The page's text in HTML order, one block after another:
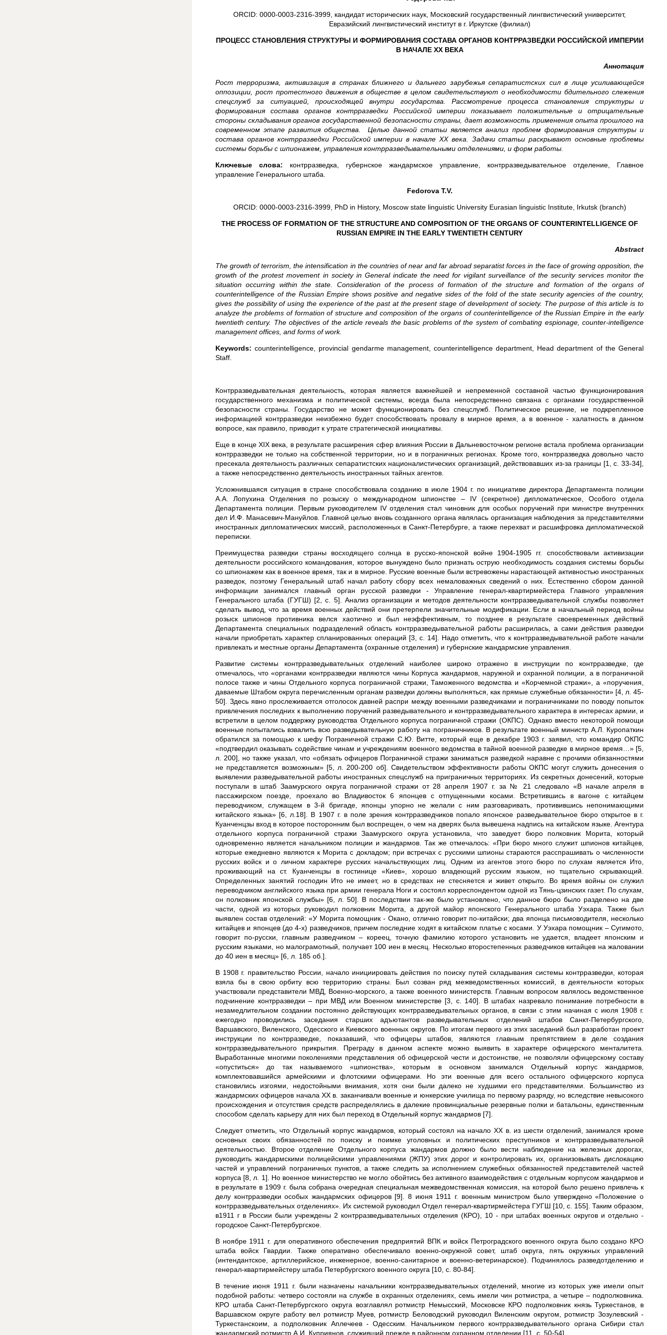
ORCID: 0000-0003-2316-3999, кандидат исторических наук, Московский государственный лингвистический университет,
Евразийский лингвистический институт в г. Иркутске (филиал)
ПРОЦЕСС СТАНОВЛЕНИЯ СТРУКТУРЫ И ФОРМИРОВАНИЯ СОСТАВА ОРГАНОВ КОНТРРАЗВЕДКИ РОССИЙСКОЙ ИМПЕРИИ
В НАЧАЛЕ ХХ ВЕКА
Аннотация
Рост терроризма, активизация в странах ближнего и дальнего зарубежья сепаратистских сил в лице усиливающейся
оппозиции, рост протестного движения в обществе в целом свидетельствуют о необходимости бдительного слежения
спецслужб за ситуацией, происходящей внутри государства. Рассмотрение процесса становления структуры и
формирования состава органов контрразведки Российской империи показывает положительные и отрицательные
стороны складывания органов государственной безопасности страны, дает возможность применения опыта прошлого на
современном этапе развития общества. Целью данной статьи является анализ проблем формирования структуры и
состава органов контрразведки Российской империи в начале ХХ века. Задачи статьи раскрывают основные проблемы
системы борьбы с шпионажем, управления контрразведывательными отделениями, и форм работы.
Ключевые слова: контрразведка, губернское жандармское управление, контрразведывательное отделение, Главное
управление Генерального штаба.
Fedorova T.V.
ORCID: 0000-0003-2316-3999, PhD in History, Moscow state linguistic University Eurasian linguistic Institute, Irkutsk (branch)
THE PROCESS OF FORMATION OF THE STRUCTURE AND COMPOSITION OF THE ORGANS OF COUNTERINTELLIGENCE OF
RUSSIAN EMPIRE IN THE EARLY TWENTIETH CENTURY
Abstract
The growth of terrorism, the intensification in the countries of near and far abroad separatist forces in the face of growing opposition, the
growth of the protest movement in society in General indicate the need for vigilant surveillance of the security services monitor the
situation occurring within the state. Consideration of the process of formation of the structure and formation of the organs of
counterintelligence of the Russian Empire shows positive and negative sides of the fold of the state security agencies of the country,
gives the possibility of using the experience of the past at the present stage of development of society. The purpose of this article is to
analyze the problems of formation of structure and composition of the organs of counterintelligence of the Russian Empire in the early
twentieth century. The objectives of the article reveals the basic problems of the system of combating espionage, counter-intelligence
management offices, and forms of work.
Keywords: counterintelligence, provincial gendarme management, counterintelligence department, Head department of the General
Staff.
Контрразведывательная деятельность, которая является важнейшей и непременной составной частью функционирования
государственного механизма и политической системы, всегда была непосредственно связана с органами государственной
безопасности страны. Государство не может функционировать без спецслужб. Политическое решение, не подкрепленное
информацией контрразведки неизбежно будет способствовать провалу в мирное время, а в военное - халатность в данном
вопросе, как правило, приводит к утрате стратегической инициативы.
Еще в конце XIX века, в результате расширения сфер влияния России в Дальневосточном регионе встала проблема организации
контрразведки не только на собственной территории, но и в пограничных регионах. Кроме того, контрразведка довольно часто
пресекала деятельность различных сепаратистских националистических организаций, действовавших из-за границы [1, с. 33-34],
а также непосредственно деятельность иностранных тайных агентов.
Усложнившаяся ситуация в стране способствовала созданию в июле 1904 г. по инициативе директора Департамента полиции
А.А. Лопухина Отделения по розыску о международном шпионстве – IV (секретное) дипломатическое, Особого отдела
Департамента полиции. Первым руководителем IV отделения стал чиновник для особых поручений при министре внутренних
дел И.Ф. Манасевич-Мануйлов. Главной целью вновь созданного органа являлась организация наблюдения за представителями
иностранных дипломатических миссий, расположенных в Санкт-Петербурге, а также перехват и расшифровка дипломатической
переписки.
Преимущества разведки страны восходящего солнца в русско-японской войне 1904-1905 гг. способствовали активизации
деятельности российского командования, которое вынуждено было признать острую необходимость создания системы борьбы
со шпионажем как в военное время, так и в мирное. Русские военные были встревожены нарастающей активностью иностранных
разведок, поэтому Генеральный штаб начал работу сбору всех немаловажных сведений о них. Естественно сбором данной
информации занимался главный орган русской разведки - Управление генерал-квартирмейстера Главного управления
Генерального штаба (ГУГШ) [2, с. 5]. Анализ организации и методов деятельности контрразведывательной службы позволяет
сделать вывод, что за время военных действий они претерпели значительные модификации. Если в начальный период войны
розыск шпионов противника велся хаотично и был неэффективным, то позднее в результате своевременных действий
Департамента специальных подразделений область контрразведывательной работы расширилась, а сами действия разведки
начали приобретать характер спланированных операций [3, с. 14]. Надо отметить, что к контрразведывательной работе начали
привлекать и местные органы Департамента (охранные отделения) и губернские жандармские управления.
Развитие системы контрразведывательных отделений наиболее широко отражено в инструкции по контрразведке, где
отмечалось, что «органами контрразведки являются чины Корпуса жандармов, наружной и охранной полиции, а в пограничной
полосе также и чины Отдельного корпуса пограничной стражи, Таможенного ведомства и «Корчемной стражи», а «поручения,
даваемые Штабом округа перечисленным органам разведки должны выполняться, как прямые служебные обязанности» [4, л. 45-
50]. Здесь явно прослеживается отголосок давней распри между военными разведчиками и пограничниками по поводу попыток
привлечения последних к выполнению поручений разведывательного и контрразведывательного характера в интересах армии, и
встретили в целом поддержку руководства Отдельного корпуса пограничной стражи (ОКПС). Однако вместо некоторой помощи
военные попытались взвалить всю разведывательную работу на пограничников. В результате военный министр А.Л. Куропаткин
обратился за помощью к шефу Пограничной стражи С.Ю. Витте, который еще в декабре 1903 г. заявил, что командир ОКПС
«подтвердил оказывать содействие чинам и учреждениям военного ведомства в тайной военной разведке в мирное время…» [5,
л. 200], но также указал, что «обязать офицеров Пограничной стражи заниматься разведкой наравне с прочими обязанностями
не представляется возможным» [5, л. 200-200 об]. Свидетельством эффективности работы ОКПС могут служить донесения о
выявлении разведывательной работы иностранных спецслужб на приграничных территориях. Из секретных донесений, которые
поступали в штаб Заамурского округа пограничной стражи от 28 апреля 1907 г. за № 21 следовало «В начале апреля в
пассажирском поезде, проехало во Владивосток 6 японцев с отпущенными косами. Встретившись в вагоне с китайцем
переводчиком, служащем в 3-й бригаде, японцы упорно не желали с ним разговаривать, противившись непонимающими
китайского языка» [6, л.18]. В 1907 г. в поле зрения контрразведчиков попало японское разведывательное бюро открытое в г.
Куанченцзы вход в которое посторонним был воспрещен, о чем на дверях была вывешена надпись на китайском языке. Агентура
отдельного корпуса пограничной стражи Заамурского округа установила, что заведует бюро полковник Морита, который
одновременно является начальником полиции и жандармов. Так же отмечалось: «При бюро много служит шпионов китайцев,
которые ежедневно являются к Морита с докладом; при встречах с русскими шпионы стараются расспрашивать о численности
русских войск и о личном характере русских начальствующих лиц. Одним из агентов этого бюро по слухам является Ито,
проживающий на ст. Куанченцзы в гостинице «Киев», хорошо владеющий русским языком, но тщательно скрывающий.
Определенных занятий господин Ито не имеет, но в средствах не стесняется и живет открыто. Во время войны он служил
переводчиком английского языка при армии генерала Ноги и состоял корреспондентом одной из Тянь-цзинских газет. По слухам,
он полковник японской службы» [6, л. 50]. В последствии так-же было установлено, что данное бюро было разделено на две
части, одной из которых руководил полковник Морита, а другой майор японского Генерального штаба Уэхара. Также был
выявлен состав отделений: «У Морита помощник - Окано, отлично говорит по-китайски; два японца письмоводителя, несколько
китайцев и японцев (до 4-х) разведчиков, причем последние ходят в китайском платье с косами. У Уэхара помощник – Сугимото,
говорит по-русски, главным разведчиком – кореец, точную фамилию которого установить не удается, владеет японским и
русским языками, но малограмотный, получает 100 иен в месяц. Несколько второстепенных разведчиков китайцев на жаловании
до 40 иен в месяц» [6, л. 185 об.].
В 1908 г. правительство России, начало инициировать действия по поиску путей складывания системы контрразведки, которая
взяла бы в свою орбиту всю территорию страны. Был созван ряд межведомственных комиссий, в деятельности которых
участвовали представители МВД, Военно-морского, а также военного министерств. Главным вопросом являлось ведомственное
подчинение контрразведки – при МВД или Военном министерстве [3, с. 140]. В штабах назревало понимание потребности в
незамедлительном создании постоянно действующих контрразведывательных органов, в связи с этим начиная c июля 1908 г.
ежегодно проводились заседания старших адъютантов разведывательных отделений штабов Санкт-Петербургского,
Варшавского, Виленского, Одесского и Киевского военных округов. По итогам первого из этих заседаний был разработан проект
инструкции по контрразведке, показавший, что офицеры штабов, являются главным препятствием в деле создания
контрразведывательного прикрытия. Преграду в данном аспекте можно выявить в характере офицерского менталитета.
Выработанные многими поколениями представления об офицерской чести и достоинстве, не позволяли офицерскому составу
«опуститься» до так называемого «шпионства», которым в основном занимался Отдельный корпус жандармов,
комплектовавшийся армейскими и флотскими офицерами. Но эти военные для всего остального офицерского корпуса
становились изгоями, недостойными внимания, хотя они были далеко не худшими его представителями. Большинство из
жандармских офицеров начала XX в. заканчивали военные и юнкерские училища по первому разряду, но вследствие невысокого
происхождения и отсутствия средств распределялись в далекие провинциальные резервные полки и батальоны, единственным
способом сделать карьеру для них был переход в Отдельный корпус жандармов [7].
Следует отметить, что Отдельный корпус жандармов, который состоял на начало XX в. из шести отделений, занимался кроме
основных своих обязанностей по поиску и поимке уголовных и политических преступников и контрразведывательной
деятельностью. Второе отделение Отдельного корпуса жандармов должно было вести наблюдение на железных дорогах,
руководить жандармскими полицейскими управлениями (ЖПУ) этих дорог и контролировать их, организовывать дислокацию
частей и управлений пограничных пунктов, а также следить за исполнением служебных обязанностей представителей частей
корпуса [8, л. 1]. Но военное министерство не могло обойтись без активного взаимодействия с отдельным корпусом жандармов и
в результате в 1909 г. была собрана очередная специальная межведомственная комиссия, на которой было решено привлечь к
делу контрразведки особых жандармских офицеров [9]. 8 июня 1911 г. военным министром было утверждено «Положение о
контрразведывательных отделениях». Их системой руководил Отдел генерал-квартирмейстера ГУГШ [10, с. 155]. Таким образом,
в1911 г в России были учреждены 2 контрразведывательных отделения (КРО), 10 - при штабах военных округов и отдельно -
городское Санкт-Петербургское.
В ноябре 1911 г. для оперативного обеспечения предприятий ВПК и войск Петроградского военного округа было создано КРО
штаба войск Гвардии. Также оперативно обеспечивало военно-окружной совет, штаб округа, пять окружных управлений
(интендантское, артиллерийское, инженерное, военно-санитарное и военно-ветеринарское). Подчинялось разведотделению и
генерал-квартирмейстеру штаба Петербургского военного округа [10, с. 80-84].
В течение июня 1911 г. были назначены начальники контрразведывательных отделений, многие из которых уже имели опыт
подобной работы: четверо состояли на службе в охранных отделениях, семь имели чин ротмистра, а четыре – подполковника.
КРО штаба Санкт-Петербургского округа возглавлял ротмистр Немысский, Московске КРО подполковник князь Туркестанов, в
Варшавском округе работу вел ротмистр Муев, ротмистр Беловодский руководил Виленским округом, ротмистр Зозулевский -
Туркестанскоим, а подполковник Аплечеев - Одесским. Начальником первого контрразведывательного органа Сибири стал
жандармский ротмистр А.И. Куприянов, служивший прежде в районном охранном отделении [11, с. 50-54].